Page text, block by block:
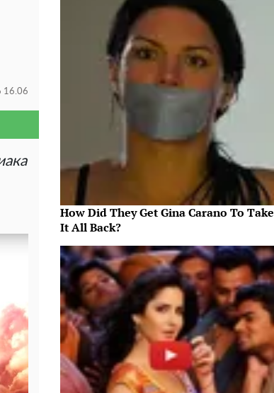
16.06
How Did They Get Gina Carano To Take
It All Back?